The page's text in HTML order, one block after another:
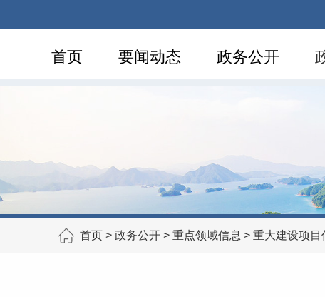
首页 要闻动态 政务公开
首页 > 政务公开 > 重点领域信息 > 重大建设项目